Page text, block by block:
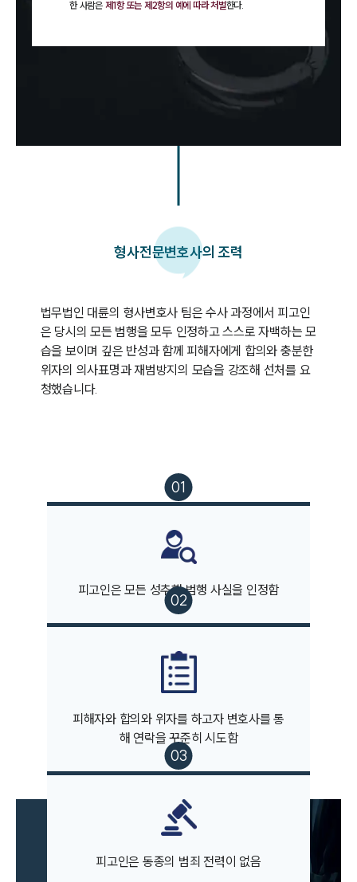
팀소개
팀소개
오시는 길
글로벌 파트너 로펌
고객의 소리
통합검색
AI대륜
한 사람은 제1항 또는 제2항의 예에 따라 처벌한다.
형사전문변호사의 조력
법무법인 대륜의 형사변호사 팀은 수사 과정에서 피고인
은 당시의 모든 범행을 모두 인정하고 스스로 자백하는 모
습을 보이며 깊은 반성과 함께 피해자에게 합의와 충분한
위자의 의사표명과 재범방지의 모습을 강조해 선처를 요
청했습니다.
피고인은 모든 성추행 범행 사실을 인정함
피해자와 합의와 위자를 하고자 변호사를 통
해 연락을 꾸준히 시도함
피고인은 동종의 범죄 전력이 없음